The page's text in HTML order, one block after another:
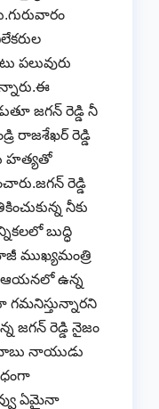
జగన్ రెడ్డి నీ
రాజశేఖర్ రెడ్డి
హత్యతో
రెడ్డి
నీకు
బుద్ధి
ముఖ్యమంత్రి
ఆయనలో ఉన్న
గమనిస్తున్నారని
జగన్ రెడ్డి నైజం
నాయుడు
ఏమైనా